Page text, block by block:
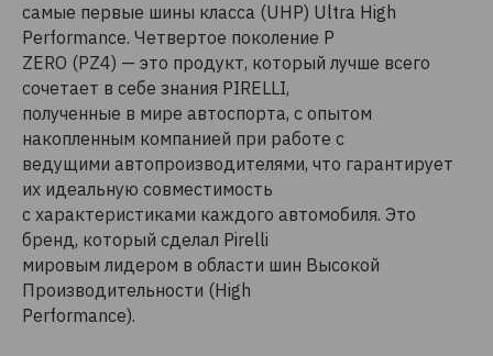
самые первые шины класса (UHP) Ultra High
Performance. Четвертое поколение P
ZERO (PZ4) — это продукт, который лучше всего
сочетает в себе знания PIRELLI,
полученные в мире автоспорта, с опытом
накопленным компанией при работе с
ведущими автопроизводителями, что гарантирует
их идеальную совместимость
с характеристиками каждого автомобиля. Это
бренд, который сделал Pirelli
мировым лидером в области шин Высокой
Производительности (High
Performance).